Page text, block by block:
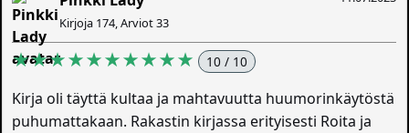
Kirjoja 174, Arviot 33
★★★★★★★★★★ 10 / 10
Kirja oli täyttä kultaa ja mahtavuutta huumorinkäytöstä
puhumattakaan. Rakastin kirjassa erityisesti Roita ja